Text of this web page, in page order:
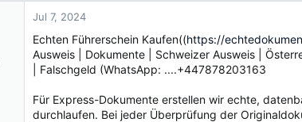
Jul 7, 2024
Echten Führerschein Kaufen((https://
Ausweis | Dokumente | Schweizer Ausweis |
| Falschgeld (WhatsApp: ....+447878203163
Für Express-Dokumente erstellen wir echte,
durchlaufen. Bei jeder Überprüfung der